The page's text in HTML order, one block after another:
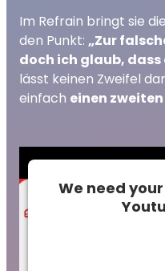
Im Refrain bringt sie
den Punkt: „Zur
doch ich glaub, dass
lässt keinen Zweifel
einfach einen
We need